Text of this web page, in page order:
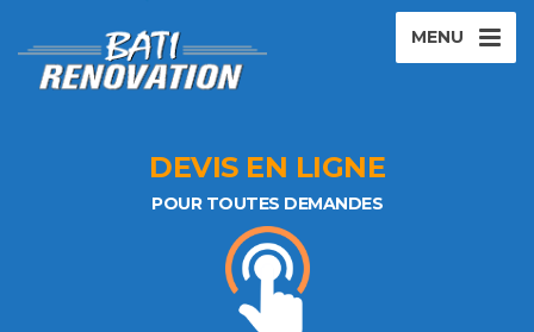
MENU
DEVIS EN LIGNE
POUR TOUTES DEMANDES